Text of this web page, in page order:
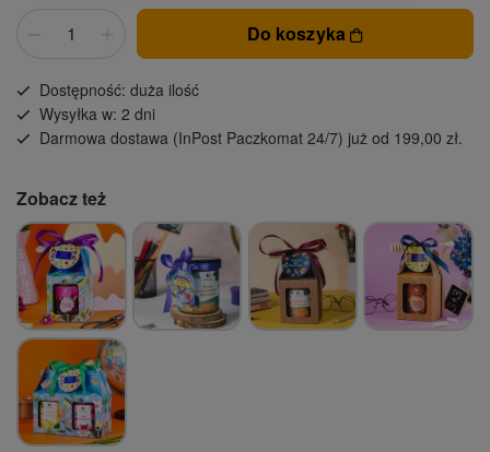
Do koszyka
Dostępność: duża ilość
Wysyłka w: 2 dni
Darmowa dostawa (InPost Paczkomat 24/7) już od 199,00 zł.
Zobacz też